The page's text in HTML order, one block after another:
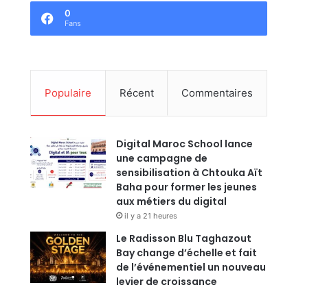
0
Fans
Populaire Récent Commentaires
Digital Maroc School lance
une campagne de
sensibilisation à Chtouka Aït
Baha pour former les jeunes
aux métiers du digital
il y a 21 heures
Le Radisson Blu Taghazout
Bay change d’échelle et fait
de l’événementiel un nouveau
levier de croissance